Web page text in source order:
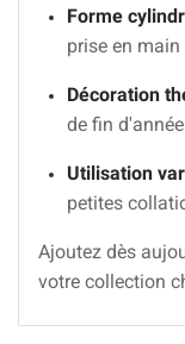
Forme
prise en
Décoration
de fin d'année
Utilisation
petites
Ajoutez dès
votre collection